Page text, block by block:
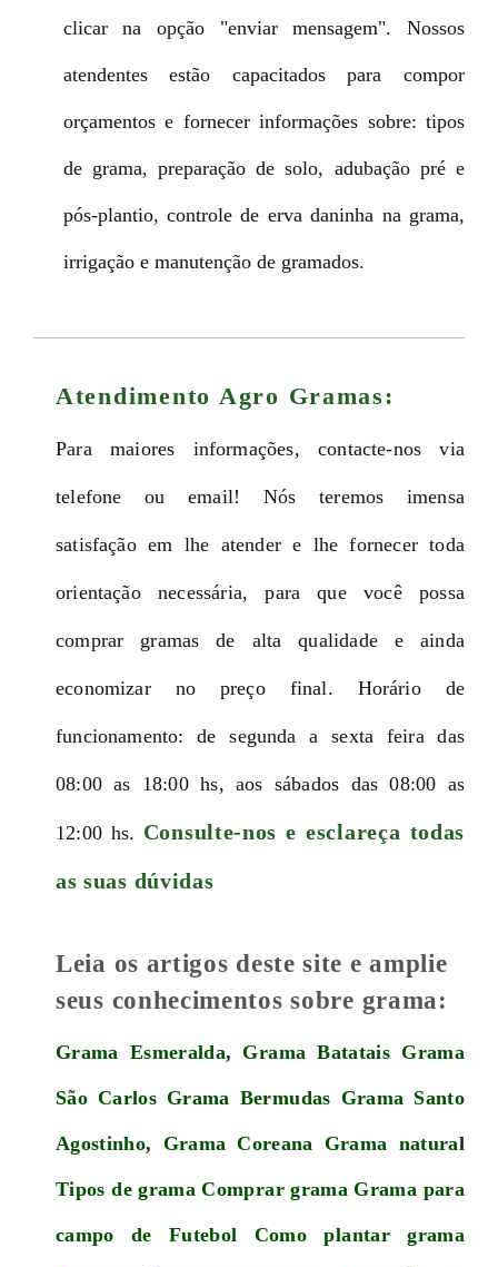
clicar na opção "enviar mensagem". Nossos
atendentes estão capacitados para compor
orçamentos e fornecer informações sobre: tipos
de grama, preparação de solo, adubação pré e
pós-plantio, controle de erva daninha na grama,
irrigação e manutenção de gramados.
Atendimento Agro Gramas:
Para maiores informações, contacte-nos via
telefone ou email! Nós teremos imensa
satisfação em lhe atender e lhe fornecer toda
orientação necessária, para que você possa
comprar gramas de alta qualidade e ainda
economizar no preço final. Horário de
funcionamento: de segunda a sexta feira das
08:00 as 18:00 hs, aos sábados das 08:00 as
12:00 hs. Consulte-nos e esclareça todas
as suas dúvidas
Leia os artigos deste site e amplie
seus conhecimentos sobre grama:
Grama Esmeralda, Grama Batatais Grama
São Carlos Grama Bermudas Grama Santo
Agostinho, Grama Coreana Grama natural
Tipos de grama Comprar grama Grama para
campo de Futebol Como plantar grama